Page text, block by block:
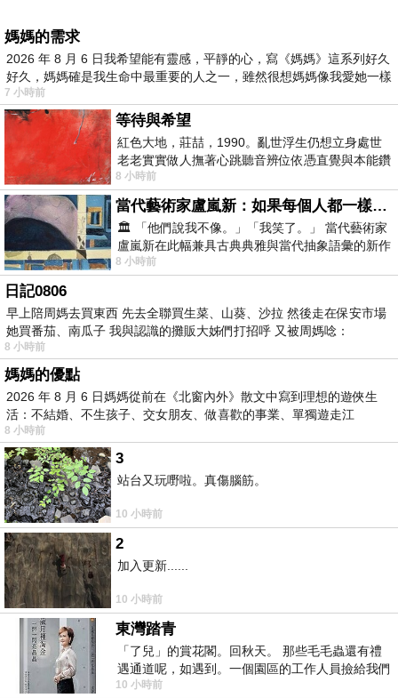
媽媽的需求
2026 年 8 月 6 日我希望能有靈感，平靜的心，寫《媽媽》這系列好久
好久，媽媽確是我生命中最重要的人之一，雖然很想媽媽像我愛她一樣
7 小時前
等待與希望
紅色大地，莊喆，1990。亂世浮生仍想立身處世
老老實實做人撫著心跳聽音辨位依憑直覺與本能鑽
向裂隙的亮處探索另一個心聲另一個共鳴的
8 小時前
當代藝術家盧嵐新：如果每個人都一樣，這世界該有多無聊？
🏛️ 「他們說我不像。」「我笑了。」 當代藝術家
盧嵐新在此幅兼具古典典雅與當代抽象語彙的新作
中，以沈靜的藍色空間為背景，描繪了
8 小時前
日記0806
早上陪周媽去買東西 先去全聯買生菜、山葵、沙拉 然後走在保安市場
她買番茄、南瓜子 我與認識的攤販大姊們打招呼 又被周媽唸：
8 小時前
媽媽的優點
2026 年 8 月 6 日媽媽從前在《北窗內外》散文中寫到理想的遊俠生
活：不結婚、不生孩子、交女朋友、做喜歡的事業、單獨遊走江
湖⋯⋯，
8 小時前
3
站台又玩嘢啦。真傷腦筋。
10 小時前
2
加入更新......
10 小時前
東灣踏青
「了兒」的賞花閣。回秋天。 那些毛毛蟲還有禮
遇通道呢，如遇到。一個園區的工作人員撿給我們
細賞。
10 小時前